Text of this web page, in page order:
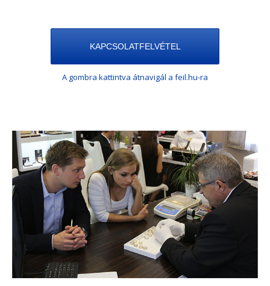
KAPCSOLATFELVÉTEL
A gombra kattintva átnavigál a feil.hu-ra